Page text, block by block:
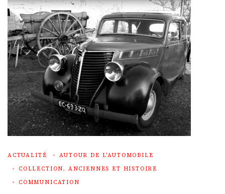
ACTUALITÉ
AUTOUR DE L'AUTOMOBILE
COLLECTION, ANCIENNES ET HISTOIRE
COMMUNICATION